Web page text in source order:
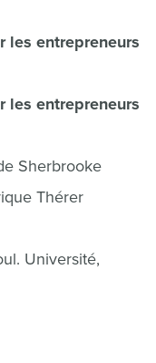
les entrepreneurs
les entrepreneurs
Sherbrooke
Thérer
Université,